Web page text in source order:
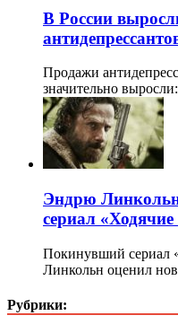
В России
Продажи
значительно
Эндрю
сериал
Покинувший сериал
Линкольн оценил
Рубрики: